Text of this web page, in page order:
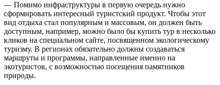
— Помимо инфраструктуры в первую очередь нужно
сформировать интересный туристский продукт. Чтобы этот
вид отдыха стал популярным и массовым, он должен быть
доступным, например, можно было бы купить тур в несколько
кликов на специальном сайте, посвященном экологическому
туризму. В регионах обязательно должны создаваться
маршруты и программы, направленные именно на
экотуристов, с возможностью посещения памятников
природы.